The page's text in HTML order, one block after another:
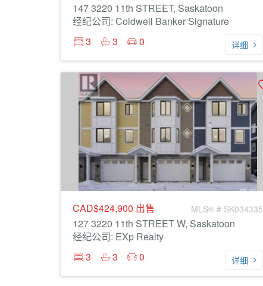
147 3220 11th STREET, Saskatoon
经纪公司: Coldwell Banker Signature
3
3 0 详细
CAD$424,900 出售 MLS® # SK034335
127 3220 11th STREET W, Saskatoon
经纪公司: EXp Realty
3
3 0 详细